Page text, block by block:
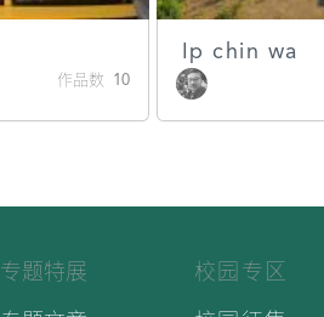
作品数 10
Ip chin wa
专题特展
校园专区